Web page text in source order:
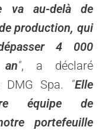
va au-delà de
production, qui
4 000
", a déclaré
DMG Spa. "Elle
équipe de
portefeuille